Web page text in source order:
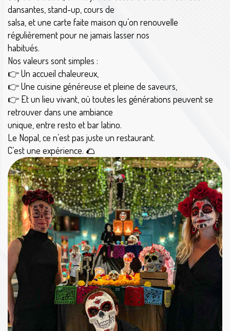
dansantes, stand-up, cours de
salsa, et une carte faite maison qu’on renouvelle
régulièrement pour ne jamais lasser nos
habitués.
Nos valeurs sont simples :
👉 Un accueil chaleureux,
👉 Une cuisine généreuse et pleine de saveurs,
👉 Et un lieu vivant, où toutes les générations peuvent se
retrouver dans une ambiance
unique, entre resto et bar latino.
Le Nopal, ce n’est pas juste un restaurant.
C’est une expérience. 🌮